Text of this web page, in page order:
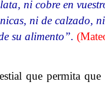
ni cobre en
ni de calzado,
su alimento”.
que permita que